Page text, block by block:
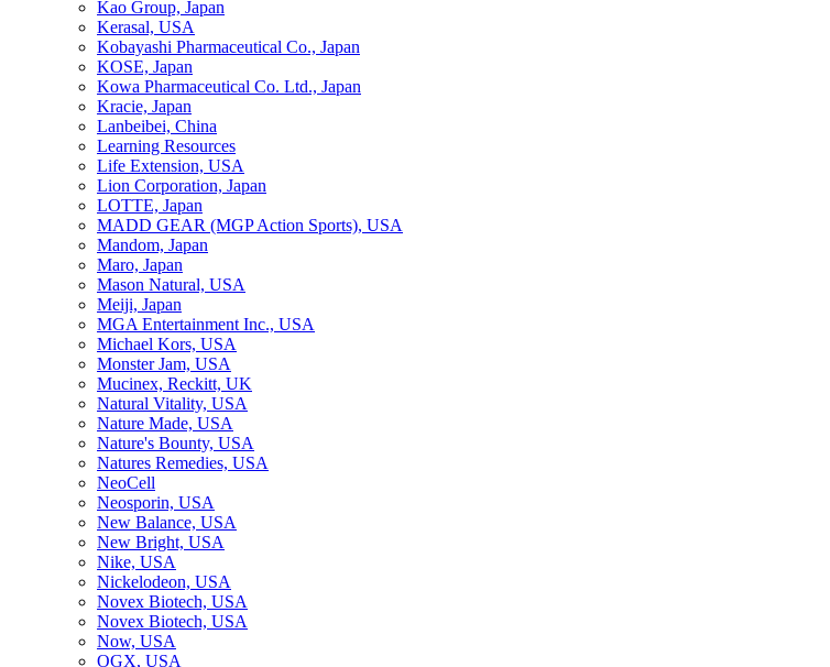
Kao Group, Japan
Kerasal, USA
Kobayashi Pharmaceutical Co., Japan
KOSE, Japan
Kowa Pharmaceutical Co. Ltd., Japan
Kracie, Japan
Lanbeibei, China
Learning Resources
Life Extension, USA
Lion Corporation, Japan
LOTTE, Japan
MADD GEAR (MGP Action Sports), USA
Mandom, Japan
Maro, Japan
Mason Natural, USA
Meiji, Japan
MGA Entertainment Inc., USA
Michael Kors, USA
Monster Jam, USA
Mucinex, Reckitt, UK
Natural Vitality, USA
Nature Made, USA
Nature's Bounty, USA
Natures Remedies, USA
NeoCell
Neosporin, USA
New Balance, USA
New Bright, USA
Nike, USA
Niсkelodeon, USA
Novex Biotech, USA
Novex Biotech, USA
Now, USA
OGX, USA